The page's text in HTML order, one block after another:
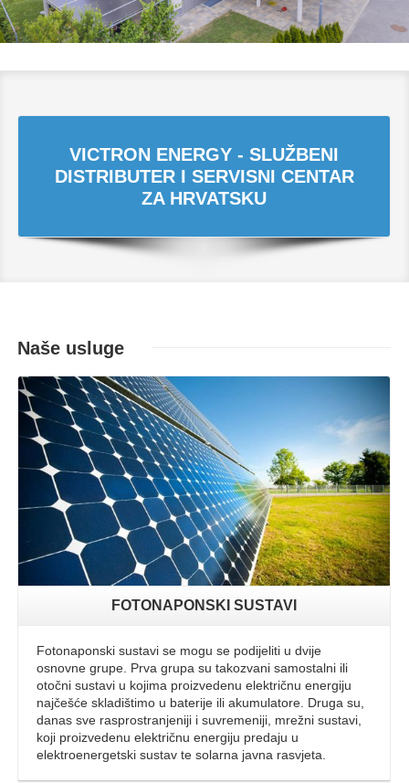
VICTRON ENERGY - SLUŽBENI
DISTRIBUTER I SERVISNI CENTAR
ZA HRVATSKU
Naše usluge
Opširnije
FOTONAPONSKI SUSTAVI
Fotonaponski sustavi se mogu se podijeliti u dvije
osnovne grupe. Prva grupa su takozvani samostalni ili
otočni sustavi u kojima proizvedenu električnu energiju
najčešće skladištimo u baterije ili akumulatore. Druga su,
danas sve rasprostranjeniji i suvremeniji, mrežni sustavi,
koji proizvedenu električnu energiju predaju u
elektroenergetski sustav te solarna javna rasvjeta.